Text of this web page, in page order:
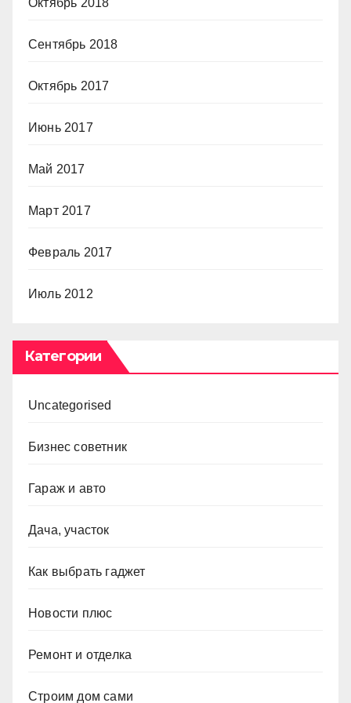
Сентябрь 2018
Октябрь 2017
Июнь 2017
Май 2017
Март 2017
Февраль 2017
Июль 2012
Категории
Uncategorised
Бизнес советник
Гараж и авто
Дача, участок
Как выбрать гаджет
Новости плюс
Ремонт и отделка
Строим дом сами